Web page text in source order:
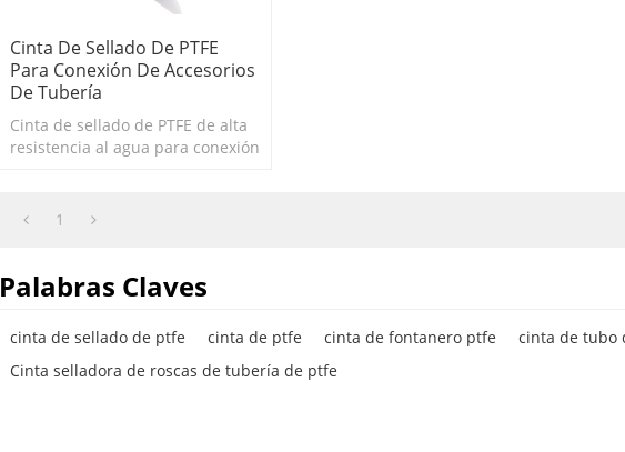
Cinta De Sellado De PTFE
Para Conexión De Accesorios
De Tubería
Cinta de sellado de PTFE de alta
resistencia al agua para conexión
1
Palabras Claves
cinta de sellado de ptfe cinta de ptfe cinta de fontanero ptfe
cinta de tubo
Cinta selladora de roscas de tubería de ptfe